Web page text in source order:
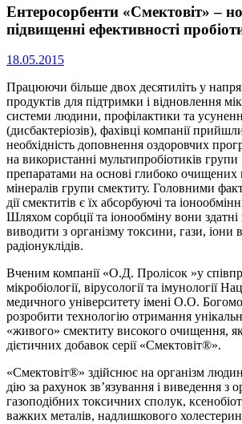
Ентеросорбенти «Смектовіт» –
підвищенні ефективності
18.05.2015
Працюючи більше двох десятиліть у
продуктів для підтримки і відновлення
системи людини, профілактики та
(дисбактеріозів), фахівці компанії
необхідність доповнення оздоровчих
на використанні мультипробіотиків
препаратами на основі глибоко очищених
мінералів групи смектиту. Головними
дії смектитів є їх абсорбуючі та
Шляхом сорбції та іонообміну вони здатні
виводити з організму токсини, гази, іони
радіонуклідів.
Вченим компанії «О.Д. Пролісок »у
мікробіології, вірусології та імунології
медичного університету імені О.О.
розробити технологію отримання
«живого» смектиту високого очищення,
дієтичних добавок серії «Смектовіт®».
«Смектовіт®» здійснює на організм
дію за рахунок зв’язування і виведення з
газоподібних токсичних сполук,
важких металів, надлишкового